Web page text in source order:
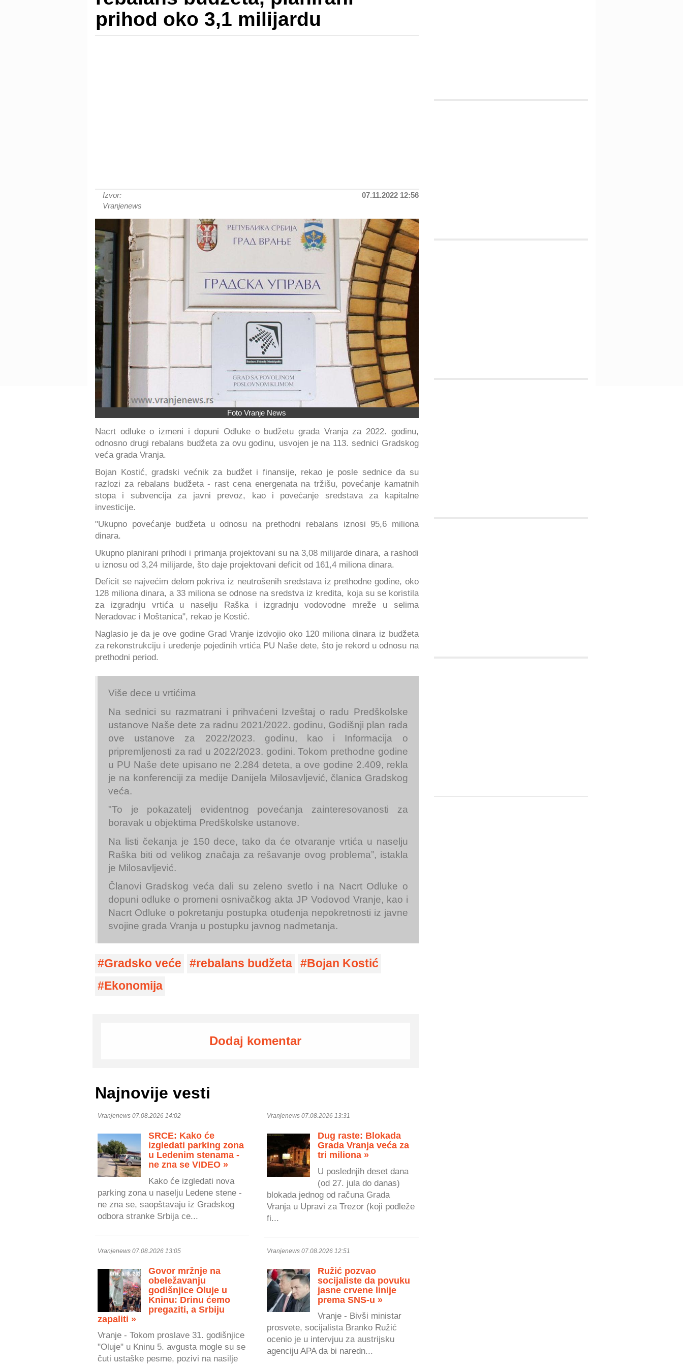
prihod oko 3,1 milijardu
Izvor:
Vranjenews
07.11.2022 12:56
Foto Vranje News
Nacrt odluke o izmeni i dopuni Odluke o budžetu grada Vranja za 2022. godinu,
odnosno drugi rebalans budžeta za ovu godinu, usvojen je na 113. sednici Gradskog
veća grada Vranja.
Bojan Kostić, gradski većnik za budžet i finansije, rekao je posle sednice da su
razlozi za rebalans budžeta - rast cena energenata na tržišu, povećanje kamatnih
stopa i subvencija za javni prevoz, kao i povećanje sredstava za kapitalne
investicije.
"Ukupno povećanje budžeta u odnosu na prethodni rebalans iznosi 95,6 miliona
dinara.
Ukupno planirani prihodi i primanja projektovani su na 3,08 milijarde dinara, a rashodi
u iznosu od 3,24 milijarde, što daje projektovani deficit od 161,4 miliona dinara.
Deficit se najvećim delom pokriva iz neutrošenih sredstava iz prethodne godine, oko
128 miliona dinara, a 33 miliona se odnose na sredstva iz kredita, koja su se koristila
za izgradnju vrtića u naselju Raška i izgradnju vodovodne mreže u selima
Neradovac i Moštanica", rekao je Kostić.
Naglasio je da je ove godine Grad Vranje izdvojio oko 120 miliona dinara iz budžeta
za rekonstrukciju i uređenje pojedinih vrtića PU Naše dete, što je rekord u odnosu na
prethodni period.
Više dece u vrtićima
Na sednici su razmatrani i prihvaćeni Izveštaj o radu Predškolske
ustanove Naše dete za radnu 2021/2022. godinu, Godišnji plan rada
ove ustanove za 2022/2023. godinu, kao i Informacija o
pripremljenosti za rad u 2022/2023. godini. Tokom prethodne godine
u PU Naše dete upisano ne 2.284 deteta, a ove godine 2.409, rekla
je na konferenciji za medije Danijela Milosavljević, članica Gradskog
veća.
"To je pokazatelj evidentnog povećanja zainteresovanosti za
boravak u objektima Predškolske ustanove.
Na listi čekanja je 150 dece, tako da će otvaranje vrtića u naselju
Raška biti od velikog značaja za rešavanje ovog problema”, istakla
je Milosavljević.
Članovi Gradskog veća dali su zeleno svetlo i na Nacrt Odluke o
dopuni odluke o promeni osnivačkog akta JP Vodovod Vranje, kao i
Nacrt Odluke o pokretanju postupka otuđenja nepokretnosti iz javne
svojine grada Vranja u postupku javnog nadmetanja.
Gradsko veće rebalans budžeta
Bojan Kostić
Ekonomija
Dodaj komentar
Najnovije vesti
Vranjenews 07.08.2026 14:02
SRCE: Kako će
izgledati parking zona
u Ledenim stenama -
ne zna se VIDEO »
Kako će izgledati nova
parking zona u naselju Ledene stene -
ne zna se, saopštavaju iz Gradskog
odbora stranke Srbija ce...
Vranjenews 07.08.2026 13:31
Dug raste: Blokada
Grada Vranja veća za
tri miliona »
U poslednjih deset dana
(od 27. jula do danas)
blokada jednog od računa Grada
Vranja u Upravi za Trezor (koji podleže
fi...
Vranjenews 07.08.2026 13:05
Govor mržnje na
obeležavanju
godišnjice Oluje u
Kninu: Drinu ćemo
pregaziti, a Srbiju
zapaliti »
Vranje - Tokom proslave 31. godišnjice
"Oluje" u Kninu 5. avgusta mogle su se
čuti ustaške pesme, pozivi na nasilje
Vranjenews 07.08.2026 12:51
Ružić pozvao
socijaliste da povuku
jasne crvene linije
prema SNS-u »
Vranje - Bivši ministar
prosvete, socijalista Branko Ružić
ocenio je u intervjuu za austrijsku
agenciju APA da bi naredn...